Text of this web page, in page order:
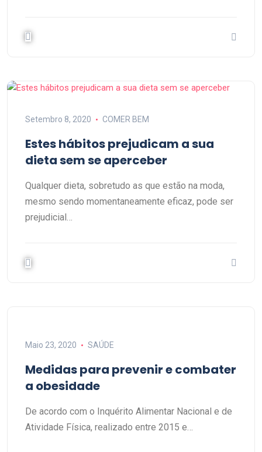
Setembro 8, 2020 COMER BEM
Estes hábitos prejudicam a sua
dieta sem se aperceber
Qualquer dieta, sobretudo as que estão na moda,
mesmo sendo momentaneamente eficaz, pode ser
prejudicial…
Maio 23, 2020 SAÚDE
Medidas para prevenir e combater
a obesidade
De acordo com o Inquérito Alimentar Nacional e de
Atividade Física, realizado entre 2015 e…